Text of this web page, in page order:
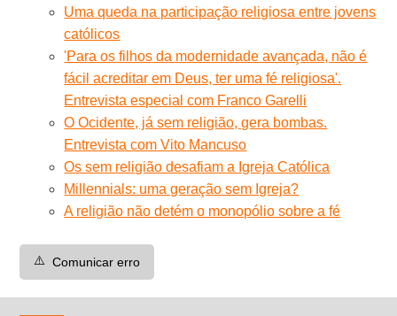
Uma queda na participação religiosa entre jovens
católicos
'Para os filhos da modernidade avançada, não é
fácil acreditar em Deus, ter uma fé religiosa'.
Entrevista especial com Franco Garelli
O Ocidente, já sem religião, gera bombas.
Entrevista com Vito Mancuso
Os sem religião desafiam a Igreja Católica
Millennials: uma geração sem Igreja?
A religião não detém o monopólio sobre a fé
⚠️ Comunicar erro